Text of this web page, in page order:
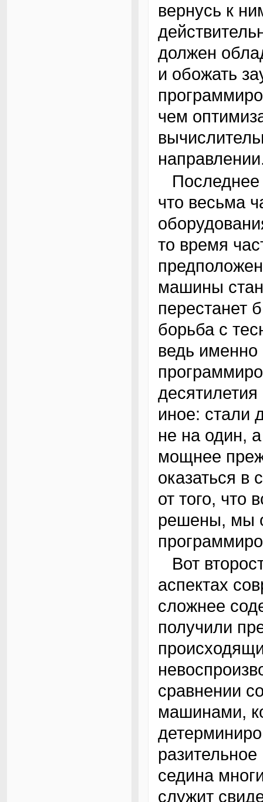
вернусь к
должен
и обожать
чем
Последнее мнение являлось результатом того,
что весьма
то время
машины
перестанет
борьба с
ведь именно
иное:
не на один,
мощнее
оказаться в
от того, что
решены, мы
Вот второстепенная причина: в одном-двух
аспектах
сложнее
получили
сравнении
машинами,
седина
служит